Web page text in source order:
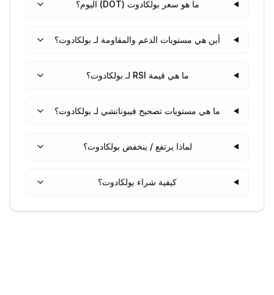
ما هو سعر بولكادوت (DOT) اليوم؟
أين هي مستويات الدعم والمقاومة لـ بولكادوت؟
ما هي قيمة RSI لـ بولكادوت؟
ما هي مستويات تصحيح فيبوناتشي لـ بولكادوت؟
لماذا يرتفع / ينخفض بولكادوت؟
كيفية شراء بولكادوت؟